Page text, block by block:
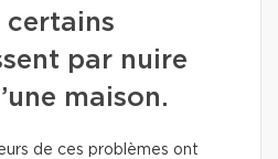
certains
par nuire
maison.
de ces problèmes ont